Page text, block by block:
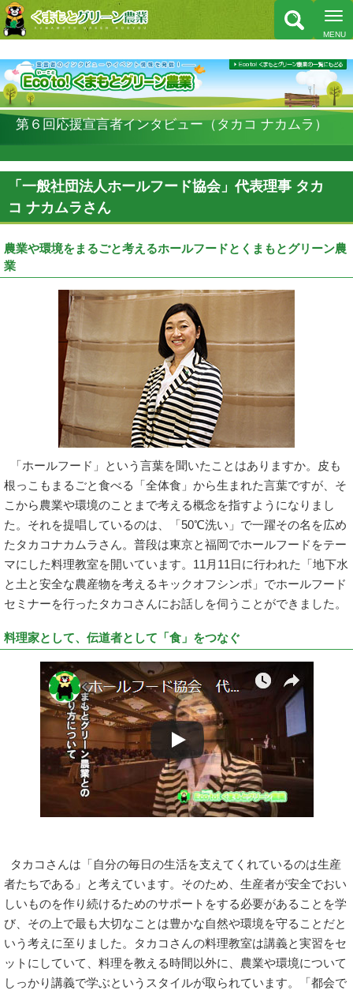
第６回応援宣言者インタビュー（タカコ ナカムラ）
「一般社団法人ホールフード協会」代表理事 タカ
コ ナカムラさん
農業や環境をまるごと考えるホールフードとくまもとグリーン農
業
「ホールフード」という言葉を聞いたことはありますか。皮も
根っこもまるごと食べる「全体食」から生まれた言葉ですが、そ
こから農業や環境のことまで考える概念を指すようになりまし
た。それを提唱しているのは、「50℃洗い」で一躍その名を広め
たタカコナカムラさん。普段は東京と福岡でホールフードをテー
マにした料理教室を開いています。11月11日に行われた「地下水
と土と安全な農産物を考えるキックオフシンポ」でホールフード
セミナーを行ったタカコさんにお話しを伺うことができました。
料理家として、伝道者として「食」をつなぐ
タカコさんは「自分の毎日の生活を支えてくれているのは生産
者たちである」と考えています。そのため、生産者が安全でおい
しいものを作り続けるためのサポートをする必要があることを学
び、その上で最も大切なことは豊かな自然や環境を守ることだと
いう考えに至りました。タカコさんの料理教室は講義と実習をセ
ットにしていて、料理を教える時間以外に、農業や環境について
しっかり講義で学ぶというスタイルが取られています。「都会で